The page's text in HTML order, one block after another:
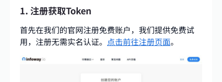
1. 注册获取Token
首先在我们的官网注册免费账户，我们提供免费试
用，注册无需实名认证。 点击前往注册页面。